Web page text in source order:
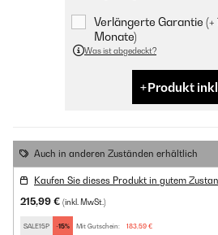
Verlängerte Garantie (+
Monate)
Was ist abgedeckt?
Produkt
Auch in anderen Zuständen erhältlich
Kaufen Sie dieses Produkt in gutem
215,99 € (inkl. MwSt.)
SALE15P -15% Mit Gutschein: 183,59 €